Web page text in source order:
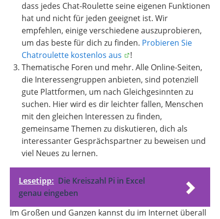
dass jedes Chat-Roulette seine eigenen Funktionen
hat und nicht für jeden geeignet ist. Wir
empfehlen, einige verschiedene auszuprobieren,
um das beste für dich zu finden. Probieren Sie
Chatroulette kostenlos aus
!
Thematische Foren und mehr. Alle Online-Seiten,
die Interessengruppen anbieten, sind potenziell
gute Plattformen, um nach Gleichgesinnten zu
suchen. Hier wird es dir leichter fallen, Menschen
mit den gleichen Interessen zu finden,
gemeinsame Themen zu diskutieren, dich als
interessanter Gesprächspartner zu beweisen und
viel Neues zu lernen.
Lesetipp: Die Kreiszahl Pi in Excel
genau eingeben
Im Großen und Ganzen kannst du im Internet überall